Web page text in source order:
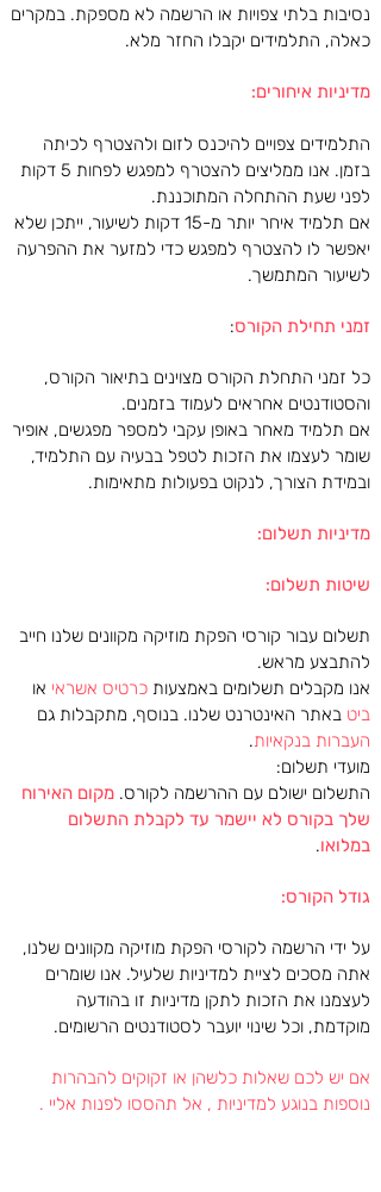
נסיבות בלתי צפויות או הרשמה לא מספקת. במקרים
כאלה, התלמידים יקבלו החזר מלא.
מדיניות איחורים:
התלמידים צפויים להיכנס לזום ולהצטרף לכיתה
בזמן. אנו ממליצים להצטרף למפגש לפחות 5 דקות
לפני שעת ההתחלה המתוכננת.
אם תלמיד איחר יותר מ-15 דקות לשיעור, ייתכן שלא
יאפשר לו להצטרף למפגש כדי למזער את ההפרעה
לשיעור המתמשך.
זמני תחילת הקורס:
כל זמני התחלת הקורס מצוינים בתיאור הקורס,
והסטודנטים אחראים לעמוד בזמנים.
אם תלמיד מאחר באופן עקבי למספר מפגשים, אופיר
שומר לעצמו את הזכות לטפל בבעיה עם התלמיד,
ובמידת הצורך, לנקוט בפעולות מתאימות.
מדיניות תשלום:
שיטות תשלום:
תשלום עבור קורסי הפקת מוזיקה מקוונים שלנו חייב
להתבצע מראש.
אנו מקבלים תשלומים באמצעות כרטיס אשראי או
ביט באתר האינטרנט שלנו. בנוסף, מתקבלות גם
העברות בנקאיות.
מועדי תשלום:
התשלום ישולם עם ההרשמה לקורס. מקום האירוח
שלך בקורס לא יישמר עד לקבלת התשלום
במלואו.
גודל הקורס:
על ידי הרשמה לקורסי הפקת מוזיקה מקוונים שלנו,
אתה מסכים לציית למדיניות שלעיל. אנו שומרים
לעצמנו את הזכות לתקן מדיניות זו בהודעה
מוקדמת, וכל שינוי יועבר לסטודנטים הרשומים.
אם יש לכם שאלות כלשהן או זקוקים להבהרות
נוספות בנוגע למדיניות , אל תהססו לפנות אליי .